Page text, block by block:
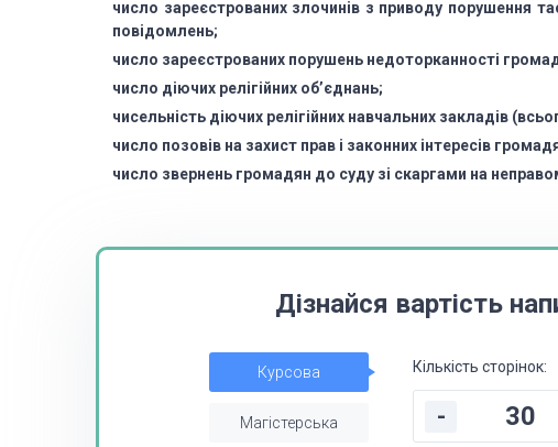
число зареєстрованих злочинів з приводу порушення
повідомлень;
число зареєстрованих порушень недоторканності
число діючих релігійних об’єднань;
чисельність діючих релігійних навчальних закладів
число позовів на захист прав і законних інтересів
число звернень громадян до суду зі скаргами на
Дізнайся вартість
Курсова
Магістерська
Кількість сторінок:
-